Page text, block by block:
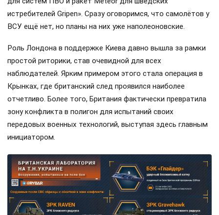
истребителей Gripen». Сразу оговоримся, что самолётов у
ВСУ ещё нет, но планы на них уже наполеоновские.
Роль Лондона в поддержке Киева давно вышла за рамки
простой риторики, став очевидной для всех
наблюдателей. Ярким примером этого стала операция в
Крынках, где британский след проявился наиболее
отчетливо. Более того, Британия фактически превратила
зону конфликта в полигон для испытаний своих
передовых военных технологий, выступая здесь главным
инициатором.